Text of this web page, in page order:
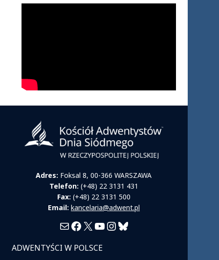
Adres: Foksal 8, 00-366 WARSZAWA
Telefon: (+48) 22 3131 431
Fax: (+48) 22 3131 500
Email: kancelaria@adwent.pl
MailFacebook
X YouTube
Instagram
Bluesky
ADWENTYŚCI W POLSCE